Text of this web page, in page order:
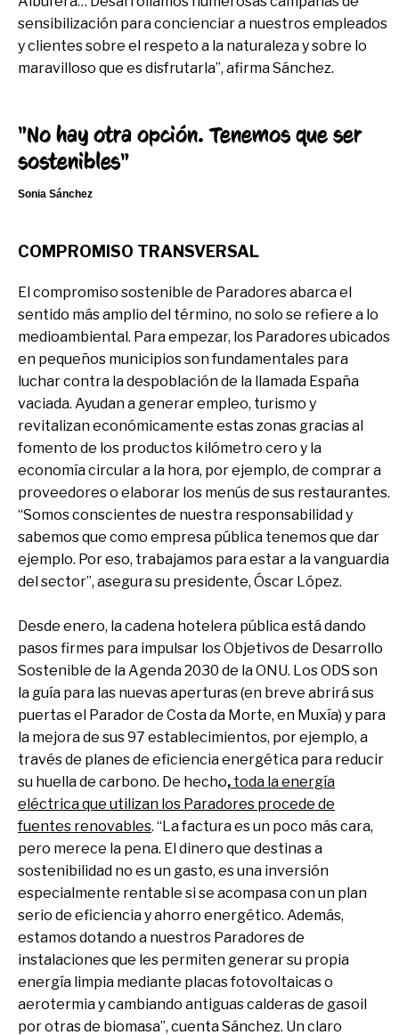
sensibilización para concienciar a nuestros empleados
y clientes sobre el respeto a la naturaleza y sobre lo
maravilloso que es disfrutarla”, afirma Sánchez.
"No hay otra opción. Tenemos que ser
sostenibles"
Sonia Sánchez
COMPROMISO TRANSVERSAL
El compromiso sostenible de Paradores abarca el
sentido más amplio del término, no solo se refiere a lo
medioambiental. Para empezar, los Paradores ubicados
en pequeños municipios son fundamentales para
luchar contra la despoblación de la llamada España
vaciada. Ayudan a generar empleo, turismo y
revitalizan económicamente estas zonas gracias al
fomento de los productos kilómetro cero y la
economía circular a la hora, por ejemplo, de comprar a
proveedores o elaborar los menús de sus restaurantes.
“Somos conscientes de nuestra responsabilidad y
sabemos que como empresa pública tenemos que dar
ejemplo. Por eso, trabajamos para estar a la vanguardia
del sector”, asegura su presidente, Óscar López.
Desde enero, la cadena hotelera pública está dando
pasos firmes para impulsar los Objetivos de Desarrollo
Sostenible de la Agenda 2030 de la ONU. Los ODS son
la guía para las nuevas aperturas (en breve abrirá sus
puertas el Parador de Costa da Morte, en Muxía) y para
la mejora de sus 97 establecimientos, por ejemplo, a
través de planes de eficiencia energética para reducir
su huella de carbono. De hecho, toda la energía
eléctrica que utilizan los Paradores procede de
fuentes renovables. “La factura es un poco más cara,
pero merece la pena. El dinero que destinas a
sostenibilidad no es un gasto, es una inversión
especialmente rentable si se acompasa con un plan
serio de eficiencia y ahorro energético. Además,
estamos dotando a nuestros Paradores de
instalaciones que les permiten generar su propia
energía limpia mediante placas fotovoltaicas o
aerotermia y cambiando antiguas calderas de gasoil
por otras de biomasa”, cuenta Sánchez. Un claro